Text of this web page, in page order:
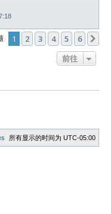
1 2 3 4 5 6
前往
所有显示的时间为 UTC-05:00